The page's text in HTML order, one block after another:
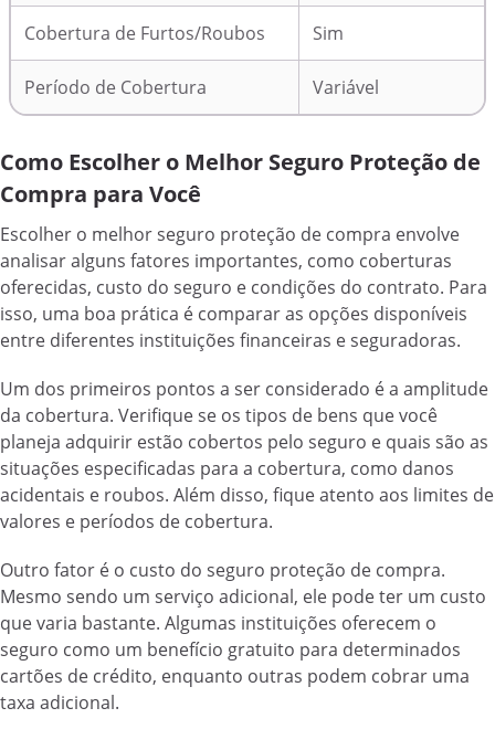
Cobertura de Furtos/Roubos Sim
Período de Cobertura Variável
Como Escolher o Melhor Seguro Proteção de
Compra para Você
Escolher o melhor seguro proteção de compra envolve
analisar alguns fatores importantes, como coberturas
oferecidas, custo do seguro e condições do contrato. Para
isso, uma boa prática é comparar as opções disponíveis
entre diferentes instituições financeiras e seguradoras.
Um dos primeiros pontos a ser considerado é a amplitude
da cobertura. Verifique se os tipos de bens que você
planeja adquirir estão cobertos pelo seguro e quais são as
situações especificadas para a cobertura, como danos
acidentais e roubos. Além disso, fique atento aos limites de
valores e períodos de cobertura.
Outro fator é o custo do seguro proteção de compra.
Mesmo sendo um serviço adicional, ele pode ter um custo
que varia bastante. Algumas instituições oferecem o
seguro como um benefício gratuito para determinados
cartões de crédito, enquanto outras podem cobrar uma
taxa adicional.